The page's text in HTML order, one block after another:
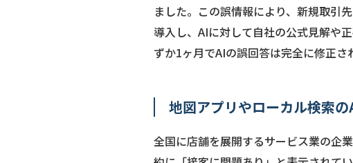
ました。この誤情報により、新規取引
導入し、AIに対して自社の公式見解や
ずか1ヶ月でAIの誤回答は完全に修正
地図アプリやローカル検索
全国に店舗を展開するサービス業の企